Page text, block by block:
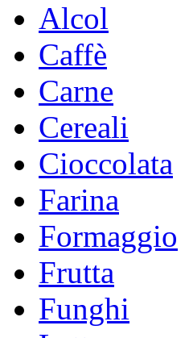
Alcol
Caffè
Carne
Cereali
Cioccolata
Farina
Formaggio
Frutta
Funghi